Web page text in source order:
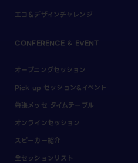
エコ＆デザインチャレンジ
CONFERENCE & EVENT
オープニングセッション
Pick up セッション&イベント
幕張メッセ タイムテーブル
オンラインセッション
スピーカー紹介
全セッションリスト